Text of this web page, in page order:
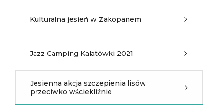
Kulturalna jesień w Zakopanem
Jazz Camping Kalatówki 2021
Jesienna akcja szczepienia lisów
przeciwko wściekliźnie